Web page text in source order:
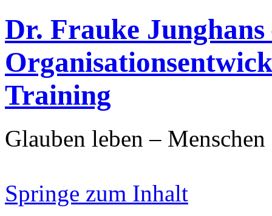
Dr. Frauke Junghans
Training
Glauben leben –
Springe zum Inhalt